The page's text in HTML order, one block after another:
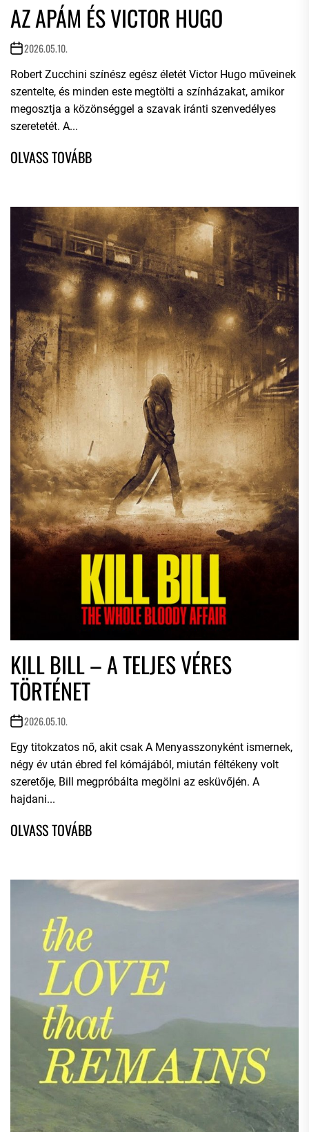
AZ APÁM ÉS VICTOR HUGO
2026.05.10.
Robert Zucchini színész egész életét Victor Hugo műveinek
szentelte, és minden este megtölti a színházakat, amikor
megosztja a közönséggel a szavak iránti szenvedélyes
szeretetét. A...
KILL BILL – A TELJES VÉRES
TÖRTÉNET
2026.05.10.
Egy titokzatos nő, akit csak A Menyasszonyként ismernek,
négy év után ébred fel kómájából, miután féltékeny volt
szeretője, Bill megpróbálta megölni az esküvőjén. A
hajdani...